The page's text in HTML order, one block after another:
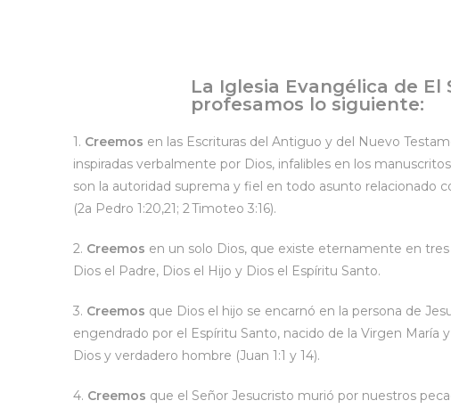
La Iglesia Evangélica de
profesamos lo siguiente:
1. Creemos en las Escrituras del Antiguo y del Nuevo
inspiradas verbalmente por Dios, infalibles en los
son la autoridad suprema y fiel en todo asunto relacionado
(2a Pedro 1:20,21; 2 Timoteo 3:16).
2. Creemos en un solo Dios, que existe eternamente en tres
Dios el Padre, Dios el Hijo y Dios el Espíritu Santo.
3. Creemos que Dios el hijo se encarnó en la persona de
engendrado por el Espíritu Santo, nacido de la Virgen María
Dios y verdadero hombre (Juan 1:1 y 14).
4. Creemos que el Señor Jesucristo murió por nuestros